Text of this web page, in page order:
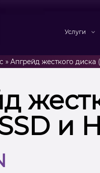
Услуги
» Апгрейд жесткого диска
и